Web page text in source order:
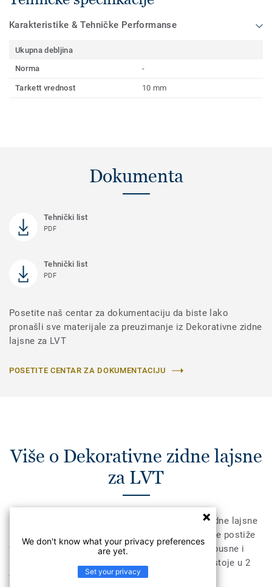
Karakteristike & Tehničke Performanse
Ukupna debljina
Norma
-
Tarkett vrednost 10 mm
Dokumenta
Tehnički list
PDF
Tehnički list
PDF
Posetite naš centar za dokumentaciju da biste lako
pronašli sve materijale za preuzimanje iz Dekorativne zidne
lajsne za LVT
POSETITE CENTAR ZA DOKUMENTACIJU
Više o Dekorativne zidne lajsne
za LVT
Dekorativne lajsne za LVT su kompaktne PVC zidne lajsne
sa dekorativnim slojem i PUR tretmanom čime se postiže
visoka otpornost na abraziju. One su vodonepropusne i
mogu biti potopljene i do 72h bez oštećenja. Postoje u 2
visine - 6 mm i 8 mm (Ultimate asortiman) i u
We don't know what your privacy preferences
are yet.
Set your privacy